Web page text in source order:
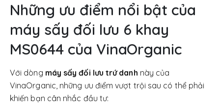
Những ưu điểm nổi bật của
máy sấy đối lưu 6 khay
MS0644 của VinaOrganic
Với dòng máy sấy đối lưu trứ danh này của
VinaOrganic, những ưu điểm vượt trội sau có thể phải
khiến bạn cân nhắc đầu tư: